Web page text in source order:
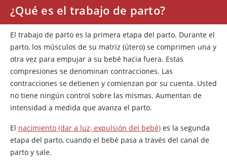
¿Qué es el trabajo de parto?
El trabajo de parto es la primera etapa del parto. Durante el
parto, los músculos de su matriz (útero) se comprimen una y
otra vez para empujar a su bebé hacia fuera. Estas
compresiones se denominan contracciones. Las
contracciones se detienen y comienzan por su cuenta. Usted
no tiene ningún control sobre las mismas. Aumentan de
intensidad a medida que avanza el parto.
El nacimiento (dar a luz, expulsión del bebé) es la segunda
etapa del parto, cuando el bebé pasa a través del canal de
parto y sale.